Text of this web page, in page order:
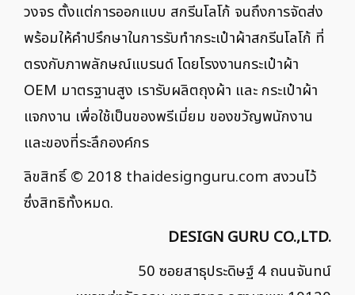
วงจร ตั้งแต่การออกแบบ สกรีนโลโก้ จนถึงการจัดส่ง
พร้อมให้คำปรึกษาในการรับทำกระเป๋าผ้าสกรีนโลโก้ ที่
ตรงกับภาพลักษณ์แบรนด์ โดยโรงงานกระเป๋าผ้า
OEM มาตรฐานสูง เรารับผลิตถุงผ้า และ กระเป๋าผ้า
แจกงาน เพื่อใช้เป็นของพรีเมี่ยม ของขวัญพนักงาน
และของที่ระลึกองค์กร
ลิขสิทธิ์ © 2018 thaidesignguru.com สงวนไว้
ซึ่งสิทธิทั้งหมด.
DESIGN GURU CO.,LTD.
50 ซอยสาธุประดิษฐ์ 4 ถนนจันทน์